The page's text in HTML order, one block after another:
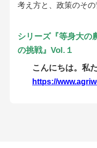
経営ア
コラム・事例
考え方と、政策のその
シリーズ『等身大の
の挑戦』Vol.１
こんにちは。私
https://